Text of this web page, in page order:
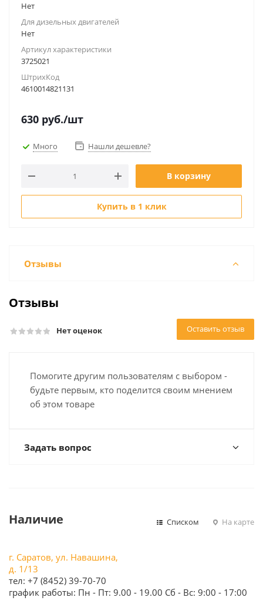
Нет
Для дизельных двигателей
Нет
Артикул характеристики
3725021
ШтрихКод
4610014821131
630 руб./шт
Много Нашли дешевле?
В корзину
Купить в 1 клик
Отзывы
Отзывы
Нет оценок Оставить отзыв
Помогите другим пользователям с выбором -
будьте первым, кто поделится своим мнением
об этом товаре
Задать вопрос
Наличие Списком На карте
г. Саратов, ул. Навашина,
д. 1/13
тел: +7 (8452) 39-70-70
график работы: Пн - Пт: 9.00 - 19.00 Сб - Вс: 9:00 - 17:00